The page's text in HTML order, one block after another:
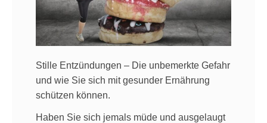
Stille Entzündungen – Die unbemerkte Gefahr
und wie Sie sich mit gesunder Ernährung
schützen können.
Haben Sie sich jemals müde und ausgelaugt